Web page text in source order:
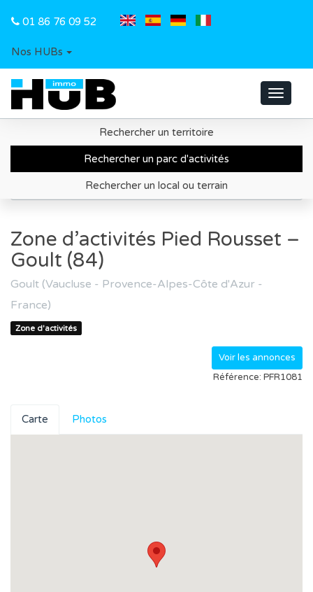
01 86 76 09 52
Nos HUBs
Toggle
Rechercher un territoire
Rechercher un parc d'activités
Rechercher un local ou terrain
Recherche de parc d'activités
Département du Vaucluse
Zone d’activités Pied Rousset – Goult (84)
Zone d’activités Pied Rousset –
Goult (84)
Goult (Vaucluse - Provence-Alpes-Côte d'Azur -
France)
Zone d'activités
Voir les annonces
Référence: PFR1081
Carte Photos